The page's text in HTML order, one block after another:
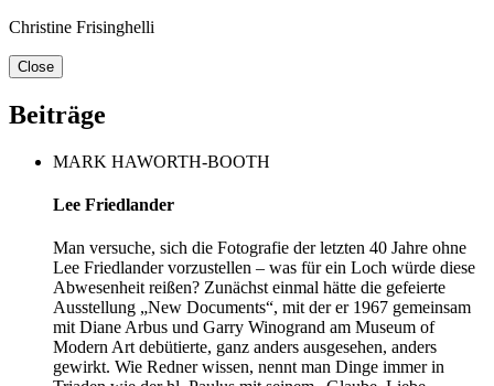
Christine Frisinghelli
Close
Beiträge
MARK HAWORTH-BOOTH
Lee Friedlander
Man versuche, sich die Fotografie der letzten 40 Jahre ohne
Lee Friedlander vorzustellen – was für ein Loch würde diese
Abwesenheit reißen? Zunächst einmal hätte die gefeierte
Ausstellung „New Documents“, mit der er 1967 gemeinsam
mit Diane Arbus und Garry Winogrand am Museum of
Modern Art debütierte, ganz anders ausgesehen, anders
gewirkt. Wie Redner wissen, nennt man Dinge immer in